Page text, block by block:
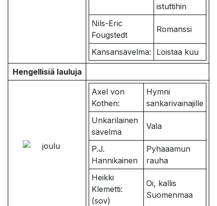
istuttihin
Nils-Eric
Fougstedt
Romanssi
Kansansävelmä: Loistaa kuu
Hengellisiä lauluja
Axel von
Kothen:
Hymni
sankarivainajille
Unkarilainen
sävelmä
Vala
P.J.
Hannikainen
Pyhäaamun
rauha
Heikki
Klemetti:
(sov)
Oi, kallis
Suomenmaa